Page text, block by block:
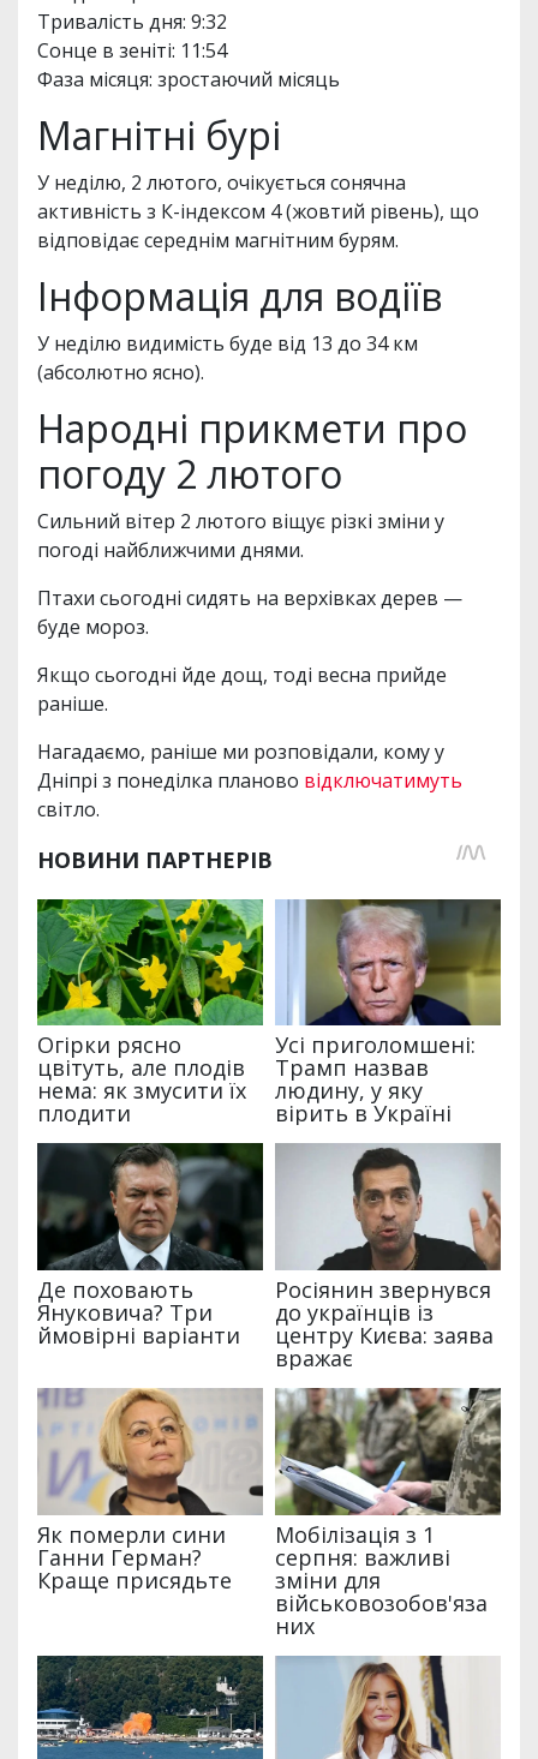
Тривалість дня: 9:32
Сонце в зеніті: 11:54
Фаза місяця: зростаючий місяць
Магнітні бурі
У неділю, 2 лютого, очікується сонячна
активність з К-індексом 4 (жовтий рівень), що
відповідає середнім магнітним бурям.
Інформація для водіїв
У неділю видимість буде від 13 до 34 км
(абсолютно ясно).
Народні прикмети про
погоду 2 лютого
Сильний вітер 2 лютого віщує різкі зміни у
погоді найближчими днями.
Птахи сьогодні сидять на верхівках дерев —
буде мороз.
Якщо сьогодні йде дощ, тоді весна прийде
раніше.
Нагадаємо, раніше ми розповідали, кому у
Дніпрі з понеділка планово відключатимуть
світло.